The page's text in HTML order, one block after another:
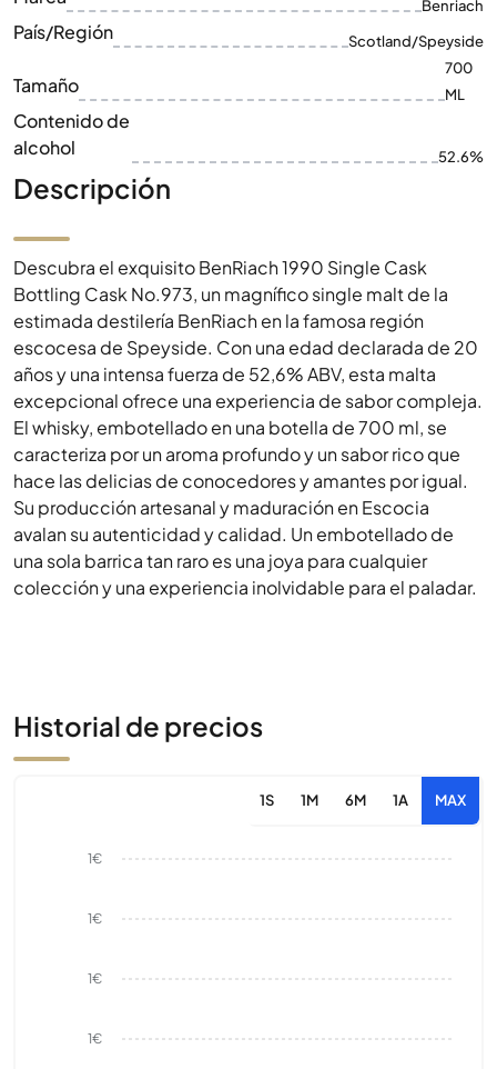
Benriach
País/Región Scotland/Speyside
Tamaño
700
ML
Contenido de
alcohol
52.6%
Descripción
Descubra el exquisito BenRiach 1990 Single Cask
Bottling Cask No.973, un magnífico single malt de la
estimada destilería BenRiach en la famosa región
escocesa de Speyside. Con una edad declarada de 20
años y una intensa fuerza de 52,6% ABV, esta malta
excepcional ofrece una experiencia de sabor compleja.
El whisky, embotellado en una botella de 700 ml, se
caracteriza por un aroma profundo y un sabor rico que
hace las delicias de conocedores y amantes por igual.
Su producción artesanal y maduración en Escocia
avalan su autenticidad y calidad. Un embotellado de
una sola barrica tan raro es una joya para cualquier
colección y una experiencia inolvidable para el paladar.
Historial de precios
1S 1M 6M 1A MAX
1€
1€
1€
1€